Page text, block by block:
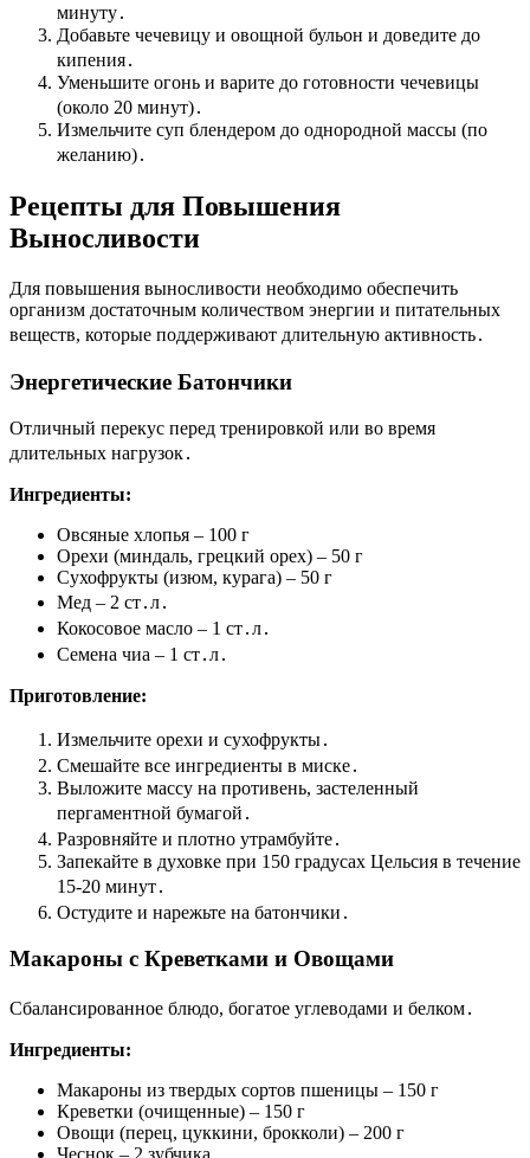
минуту․
Добавьте чечевицу и овощной бульон и доведите до
кипения․
Уменьшите огонь и варите до готовности чечевицы
(около 20 минут)․
Измельчите суп блендером до однородной массы (по
желанию)․
Рецепты для Повышения
Выносливости
Для повышения выносливости необходимо обеспечить
организм достаточным количеством энергии и питательных
веществ, которые поддерживают длительную активность․
Энергетические Батончики
Отличный перекус перед тренировкой или во время
длительных нагрузок․
Ингредиенты:
Овсяные хлопья – 100 г
Орехи (миндаль, грецкий орех) – 50 г
Сухофрукты (изюм, курага) – 50 г
Мед – 2 ст․л․
Кокосовое масло – 1 ст․л․
Семена чиа – 1 ст․л․
Приготовление:
Измельчите орехи и сухофрукты․
Смешайте все ингредиенты в миске․
Выложите массу на противень, застеленный
пергаментной бумагой․
Разровняйте и плотно утрамбуйте․
Запекайте в духовке при 150 градусах Цельсия в течение
15-20 минут․
Остудите и нарежьте на батончики․
Макароны с Креветками и Овощами
Сбалансированное блюдо, богатое углеводами и белком․
Ингредиенты:
Макароны из твердых сортов пшеницы – 150 г
Креветки (очищенные) – 150 г
Овощи (перец, цуккини, брокколи) – 200 г
Чеснок – 2 зубчика